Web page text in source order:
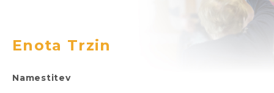
Enota Trzin
Namestitev